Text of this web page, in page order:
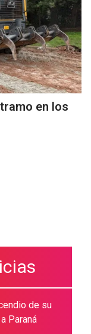
en los
de su
Paraná